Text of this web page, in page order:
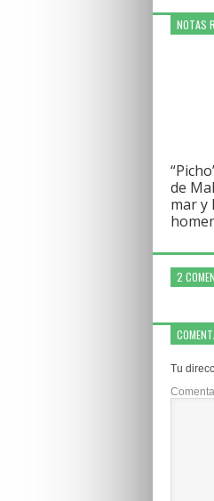
NOTAS
de
mar y
2
Tu